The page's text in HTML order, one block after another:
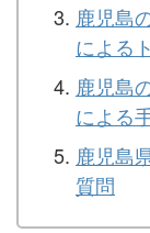
鹿児島
による
鹿児島
による
鹿児島
質問